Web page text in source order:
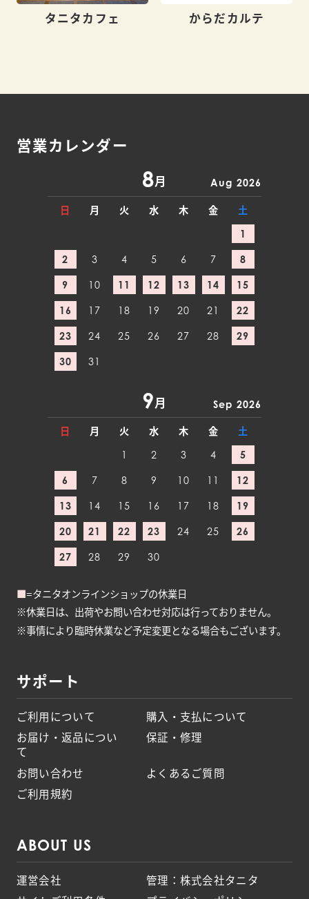
タニタカフェ からだカルテ
営業カレンダー
8月 Aug 2026
日 月 火 水 木 金
土
1
2 3 4 5 6 7 8
9 10 11 12 13 14 15
16 17 18 19 20 21 22
23 24 25 26 27 28 29
30 31
9月 Sep 2026
日 月 火 水 木 金
土
1
2 3 4 5
6 7 8 9 10 11 12
13 14 15 16 17 18 19
20 21 22 23 24 25 26
27 28 29 30
■=タニタオンラインショップの休業日
※休業日は、出荷やお問い合わせ対応は行っておりません。
※事情により臨時休業など予定変更となる場合もございます。
サポート
ご利用について
購入・支払について
お届け・返品につい
て
保証・修理
お問い合わせ
よくあるご質問
ご利用規約
ABOUT US
運営会社
管理：株式会社タニタ